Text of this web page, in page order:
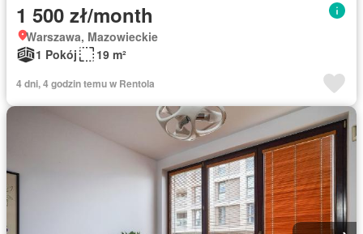
1 500 zł/month
Warszawa, Mazowieckie
1 Pokój
19 m²
4 dni, 4 godzin temu w Rentola